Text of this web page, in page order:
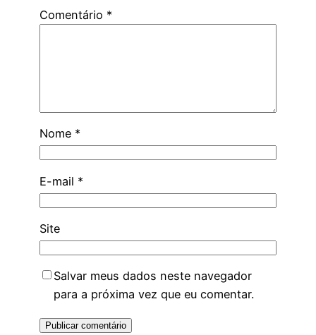
Comentário *
Nome *
E-mail *
Site
Salvar meus dados neste navegador
para a próxima vez que eu comentar.